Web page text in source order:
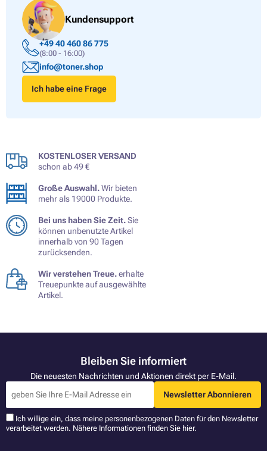
Kundensupport
+49 40 460 86 775
(8:00 - 16:00)
info@toner.shop
Ich habe eine Frage
KOSTENLOSER VERSAND
schon ab 49 €
Große Auswahl.Wir bieten
mehr als 19000 Produkte.
Bei uns haben Sie Zeit.Sie
können unbenutzte Artikel
innerhalb von 90 Tagen
zurücksenden.
Wir verstehen Treue.erhalte
Treuepunkte auf ausgewählte
Artikel.
Bleiben Sie informiert
Die neuesten Nachrichten und Aktionen direkt per E-Mail.
Newsletter Abonnieren
Ich willige ein, dass meine personenbezogenen Daten für den Newsletter
verarbeitet werden. Nähere Informationen finden Sie hier.